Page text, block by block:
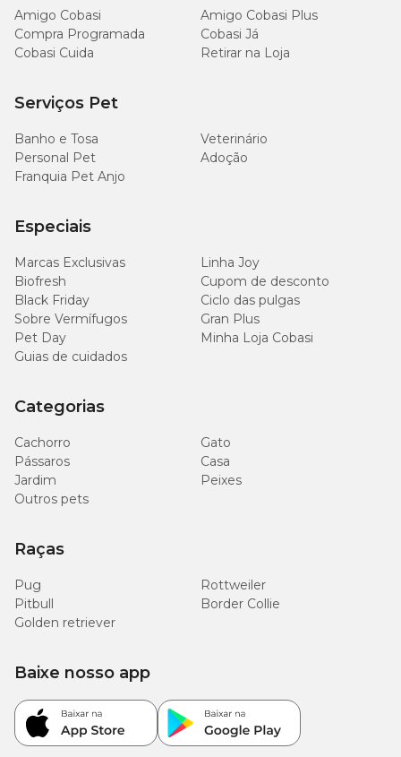
Amigo Cobasi
Amigo Cobasi Plus
Compra Programada
Cobasi Já
Cobasi Cuida
Retirar na Loja
Serviços Pet
Banho e Tosa
Veterinário
Personal Pet
Adoção
Franquia Pet Anjo
Especiais
Marcas Exclusivas
Linha Joy
Biofresh
Cupom de desconto
Black Friday
Ciclo das pulgas
Sobre Vermífugos
Gran Plus
Pet Day
Minha Loja Cobasi
Guias de cuidados
Categorias
Cachorro
Gato
Pássaros
Casa
Jardim
Peixes
Outros pets
Raças
Pug
Rottweiler
Pitbull
Border Collie
Golden retriever
Baixe nosso app